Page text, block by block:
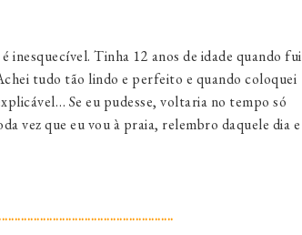
inesquecível. Tinha 12 anos de idade quando fui
tudo tão lindo e perfeito e quando coloquei
Se eu pudesse, voltaria no tempo só
vez que eu vou à praia, relembro daquele dia e